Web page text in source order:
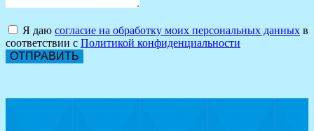
Я даю согласие на обработку моих персональных данных в
соответствии с Политикой конфиденциальности
ОТПРАВИТЬ